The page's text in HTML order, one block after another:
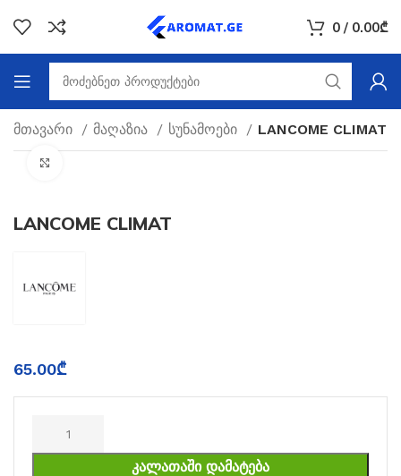
0 / 0.00₾
მთავარი მაღაზია სუნამოები LANCOME CLIMAT
LANCOME CLIMAT
65.00₾
ᲙᲐᲚᲐᲗᲐᲨᲘ ᲓᲐᲛᲐᲢᲔᲑᲐ